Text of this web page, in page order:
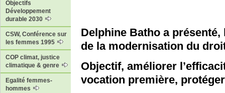
Objectifs
Développement
durable 2030
CSW, Conférence sur
les femmes 1995
COP climat, justice
climatique & genre
Egalité femmes-
hommes
Delphine Batho a
de la modernisation du
Objectif, améliorer
vocation première,